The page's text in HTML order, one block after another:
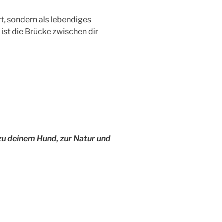
sondern als lebendiges
die Brücke zwischen dir
deinem Hund, zur Natur und